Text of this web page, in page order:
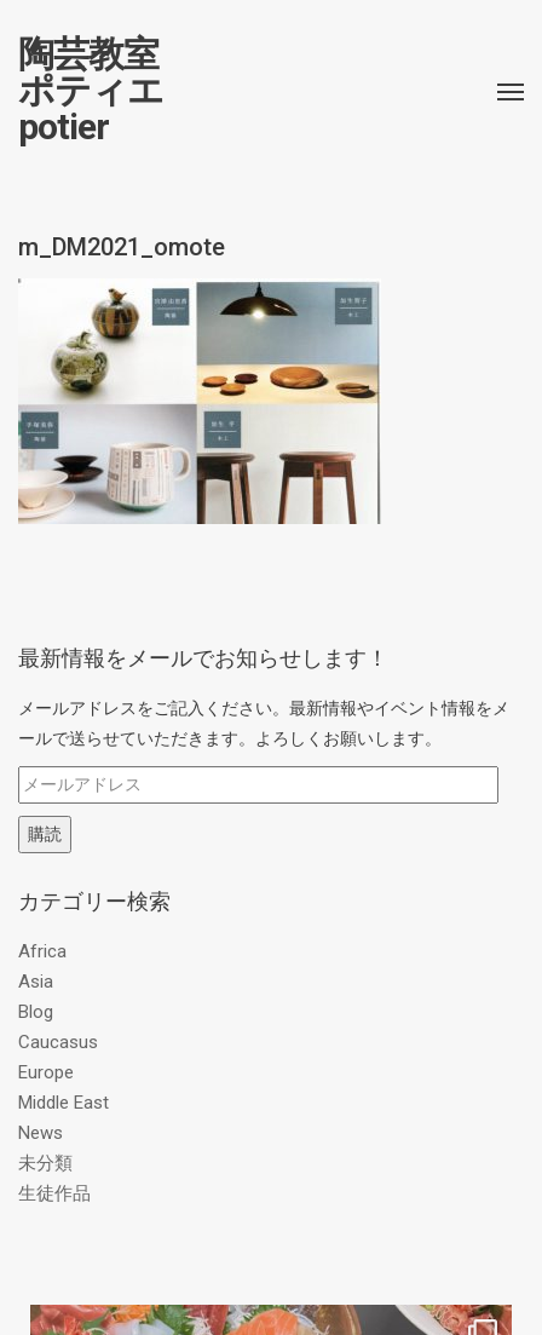
陶芸教室
ポティエ
potier
m_DM2021_omote
最新情報をメールでお知らせします！
メールアドレスをご記入ください。最新情報やイベント情報をメ
ールで送らせていただきます。よろしくお願いします。
メ
ー
ル
ド
ス
購読
カテゴリー検索
Africa
Asia
Blog
Caucasus
Europe
Middle East
News
未分類
生徒作品